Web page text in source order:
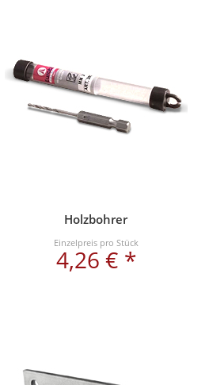
Holzbohrer
Einzelpreis pro Stück
4,26 € *